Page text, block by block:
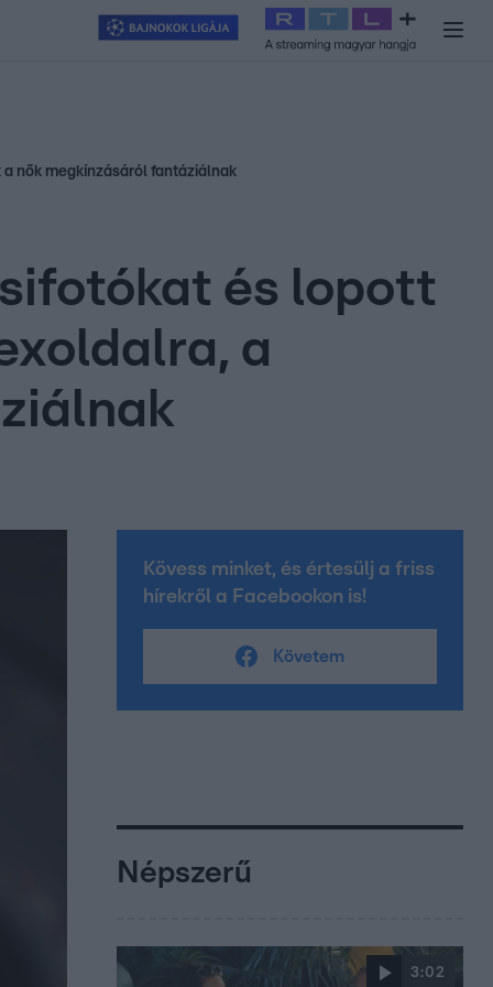
Exek csatája 2026 Celeb vagyok, ments ki innen
nők megkínzásáról fantáziálnak
és lopott
a
Kövess minket, és értesülj a friss
hírekről a Facebookon is!
Követem
Népszerű
3:02